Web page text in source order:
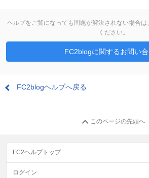
ヘルプをご覧になっても問題が解決されない場合
ください。
FC2blogに関するお問い
FC2blogヘルプへ戻る
このページの先頭へ
FC2ヘルプトップ
ログイン